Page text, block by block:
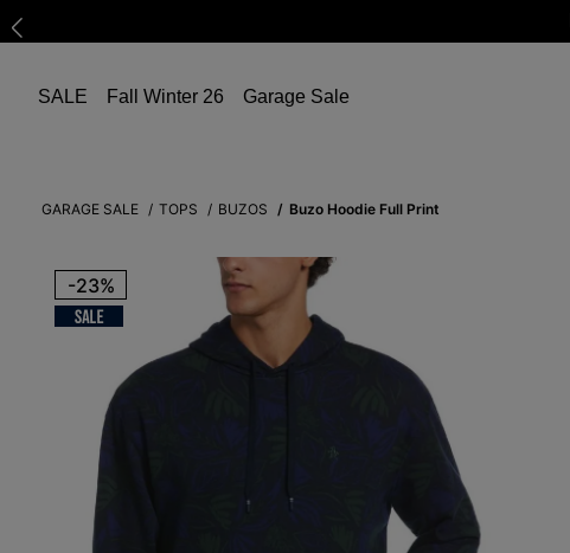
SALE Fall Winter 26 Garage Sale
GARAGE SALE TOPS BUZOS Buzo Hoodie Full Print
-23%